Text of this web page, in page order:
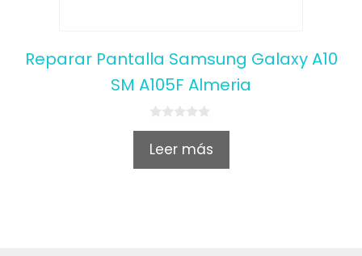
Reparar Pantalla Samsung Galaxy A10
SM A105F Almeria
0
u
Leer más